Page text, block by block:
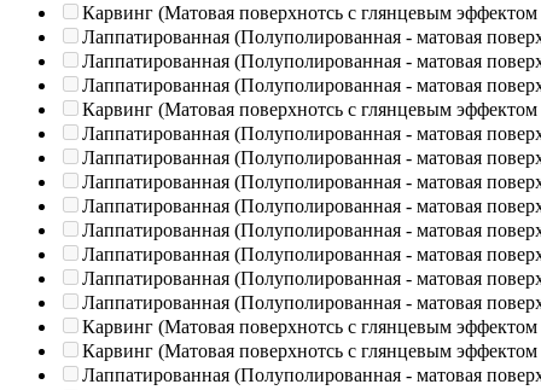
Карвинг (Матовая поверхнотсь с глянцевым эффектом
Лаппатированная (Полуполированная - матовая
Лаппатированная (Полуполированная - матовая
Лаппатированная (Полуполированная - матовая
Карвинг (Матовая поверхнотсь с глянцевым эффектом
Лаппатированная (Полуполированная - матовая
Лаппатированная (Полуполированная - матовая
Лаппатированная (Полуполированная - матовая
Лаппатированная (Полуполированная - матовая
Лаппатированная (Полуполированная - матовая
Лаппатированная (Полуполированная - матовая
Лаппатированная (Полуполированная - матовая
Лаппатированная (Полуполированная - матовая
Карвинг (Матовая поверхнотсь с глянцевым эффектом
Карвинг (Матовая поверхнотсь с глянцевым эффектом
Лаппатированная (Полуполированная - матовая